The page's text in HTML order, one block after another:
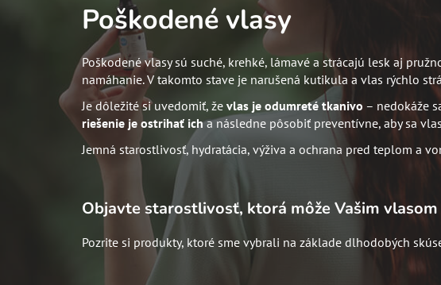
Poškodené vlasy
Poškodené vlasy sú suché, krehké, lámavé a strácajú lesk aj
namáhanie. V takomto stave je narušená kutikula a vlas rýchlo
Je dôležité si uvedomiť, že vlas je odumreté tkanivo – nedokáže
riešenie je ostrihať icha následne pôsobiť preventívne, aby sa
Jemná starostlivosť, hydratácia, výživa a ochrana pred teplom a
Objavte starostlivosť, ktorá môže Vašim
Pozrite si produkty, ktoré sme vybrali na základe dlhodobých